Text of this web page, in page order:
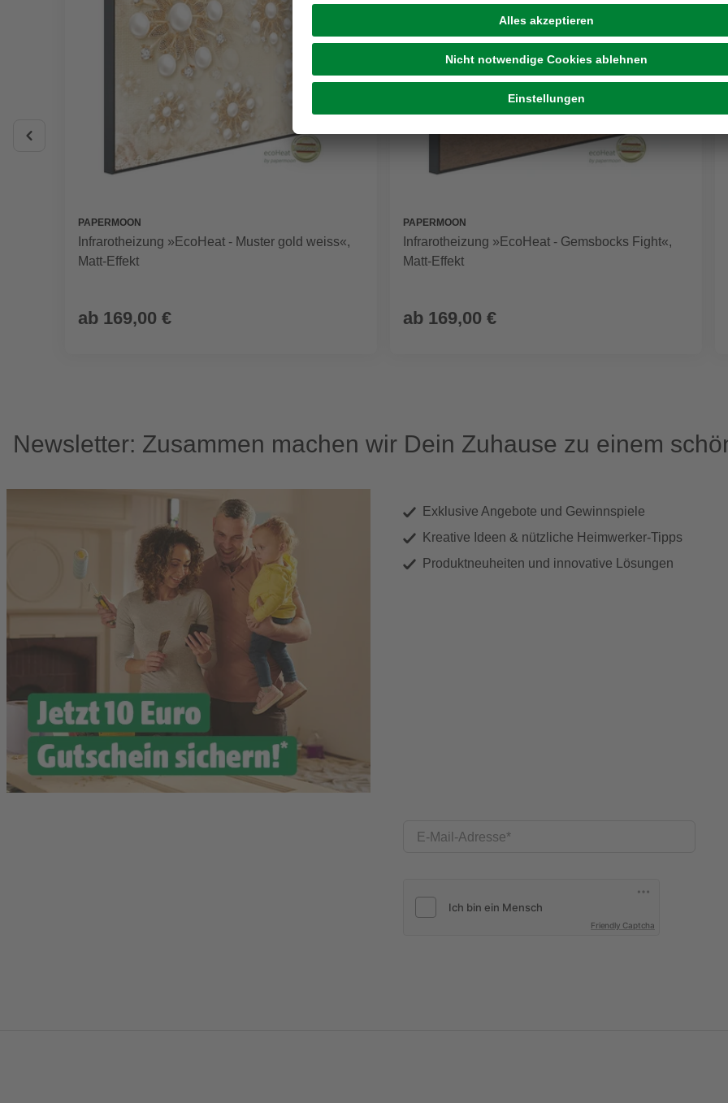
PAPERMOON
Infrarotheizung »EcoHeat - Muster gold weiss«,
Matt-Effekt
ab 169,00 €
PAPERMOON
Infrarotheizung »EcoHeat - Gemsbocks Fight«,
Matt-Effekt
ab 169,00 €
Newsletter: Zusammen machen wir Dein Zuhause zu einem
Exklusive Angebote und Gewinnspiele
Kreative Ideen & nützliche Heimwerker-Tipps
Produktneuheiten und innovative Lösungen
E-Mail-Adresse
Friendly Captcha